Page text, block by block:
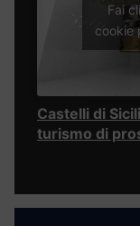
Fai
cookie
Castelli di
turismo di